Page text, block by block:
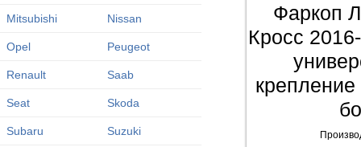
Mitsubishi Nissan
Opel Peugeot
Renault Saab
Seat Skoda
Subaru Suzuki
Фаркоп
Кросс